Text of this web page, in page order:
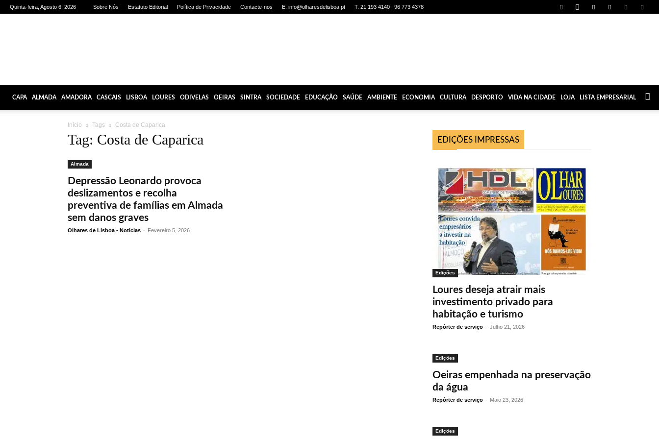
Quinta-feira, Agosto 6, 2026 Sobre Nós Estatuto Editorial Política de Privacidade Contacte-nos E. info@olharesdelisboa.pt T. 21 193 4140 | 96 773 4378
CAPA ALMADA AMADORA CASCAIS LISBOA LOURES ODIVELAS OEIRAS SINTRA SOCIEDADE EDUCAÇÃO SAÚDE AMBIENTE ECONOMIA CULTURA DESPORTO VIDA NA CIDADE LOJA LISTA EMPRESARIAL
Início Tags Costa de Caparica
Tag: Costa de Caparica
Almada
Depressão Leonardo provoca
deslizamentos e recolha
preventiva de famílias em Almada
sem danos graves
Olhares de Lisboa - Noticias - Fevereiro 5, 2026
EDIÇÕES IMPRESSAS
Edições
Loures deseja atrair mais
investimento privado para
habitação e turismo
Repórter de serviço - Julho 21, 2026
Edições
Oeiras empenhada na preservação
da água
Repórter de serviço - Maio 23, 2026
Edições